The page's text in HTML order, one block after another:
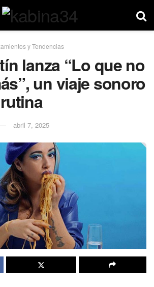
y Tendencias
lanza “Lo que no
un viaje sonoro
abril 7, 2025